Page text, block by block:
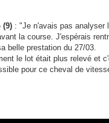
(9) : "Je n'avais pas analyser
la course. J'espérais
belle prestation du 27/03.
le lot était plus relevé et
pour ce cheval de